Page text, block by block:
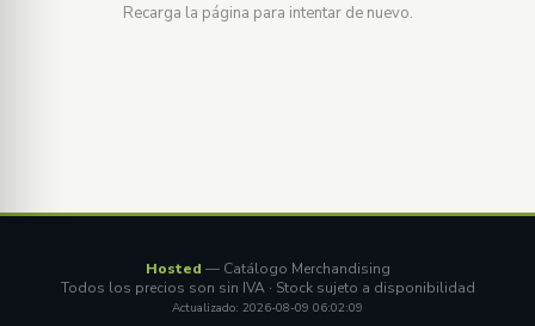
Recarga la página para intentar de nuevo.
Hosted — Catálogo Merchandising
Todos los precios son sin IVA · Stock sujeto a disponibilidad
Actualizado: 2026-08-09 06:02:09